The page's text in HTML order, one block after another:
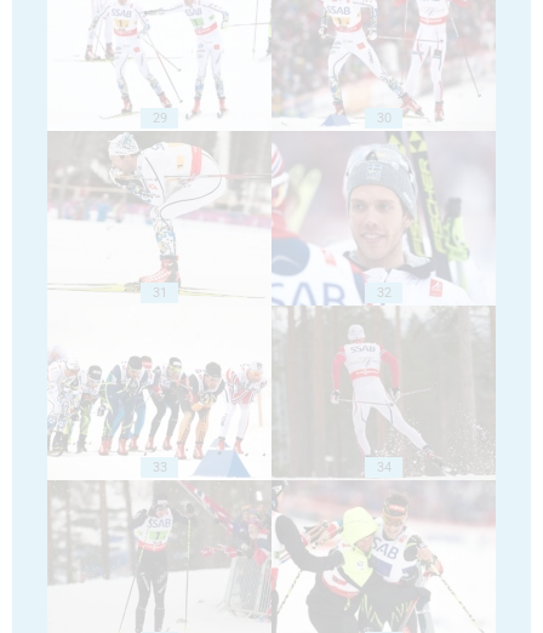
29 30
31 32
33 34